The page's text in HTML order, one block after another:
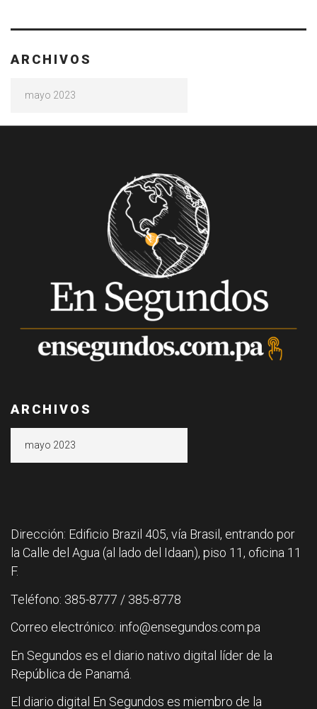
ARCHIVOS
ARCHIVOS
Dirección: Edificio Brazil 405, vía Brasil, entrando por
la Calle del Agua (al lado del Idaan), piso 11, oficina 11
F.
Teléfono: 385-8777 / 385-8778
Correo electrónico: info@ensegundos.com.pa
En Segundos es el diario nativo digital líder de la
República de Panamá.
El diario digital En Segundos es miembro de la